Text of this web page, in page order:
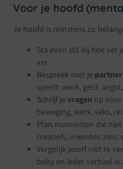
Voor je hoofd
Je hoofd is minstens zo
Sta even stil bij hoe ver
ver.
Bespreek met je partner
speelt: werk, geld,
Schrijf jevragen op
beweging, werk, seks,
Plan momenten die
creatiefs, vrienden
Vergelijk jezelf niet te
baby en ieder verhaal is